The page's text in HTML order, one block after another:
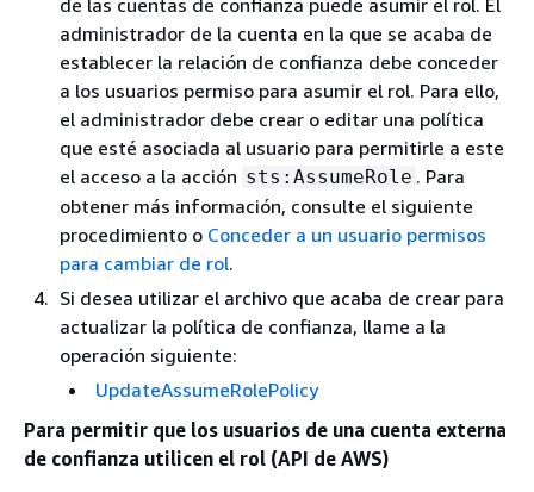
administrador de la cuenta en la que se acaba de
establecer la relación de confianza debe conceder
a los usuarios permiso para asumir el rol. Para ello,
el administrador debe crear o editar una política
que esté asociada al usuario para permitirle a este
el acceso a la acción sts:AssumeRole . Para
obtener más información, consulte el siguiente
procedimiento o Conceder a un usuario permisos
para cambiar de rol.
Si desea utilizar el archivo que acaba de crear para
actualizar la política de confianza, llame a la
operación siguiente:
UpdateAssumeRolePolicy
Para permitir que los usuarios de una cuenta externa
de confianza utilicen el rol (API de AWS)